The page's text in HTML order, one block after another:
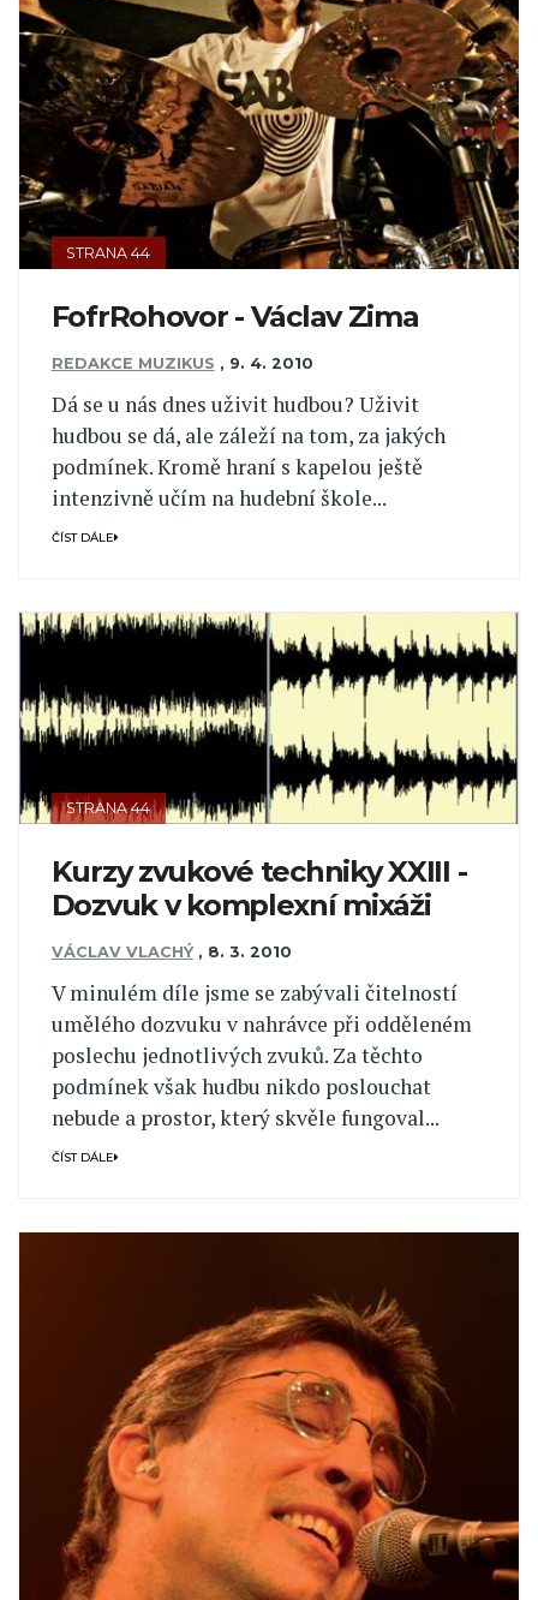
STRANA 44
FofrRohovor - Václav Zima
REDAKCE MUZIKUS , 9. 4. 2010
Dá se u nás dnes uživit hudbou? Uživit
hudbou se dá, ale záleží na tom, za jakých
podmínek. Kromě hraní s kapelou ještě
intenzivně učím na hudební škole...
ČÍST DÁLE
STRANA 44
Kurzy zvukové techniky XXIII -
Dozvuk v komplexní mixáži
VÁCLAV VLACHÝ , 8. 3. 2010
V minulém díle jsme se zabývali čitelností
umělého dozvuku v nahrávce při odděleném
poslechu jednotlivých zvuků. Za těchto
podmínek však hudbu nikdo poslouchat
nebude a prostor, který skvěle fungoval...
ČÍST DÁLE